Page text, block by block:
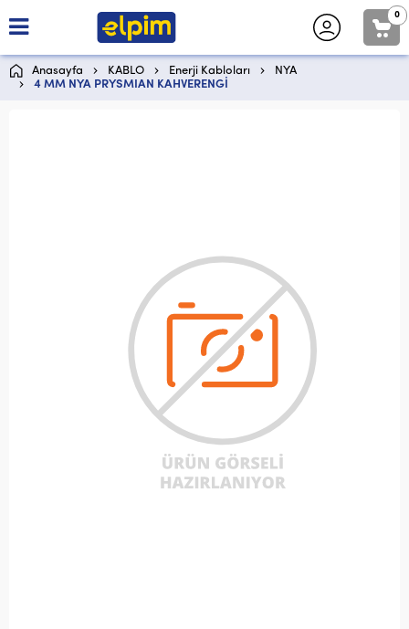
0
Anasayfa KABLO Enerji Kabloları
NYA
4 MM NYA PRYSMIAN KAHVERENGİ